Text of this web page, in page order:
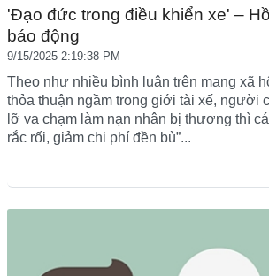
'Đạo đức trong điều khiển xe' –
báo động
9/15/2025 2:19:38 PM
Theo như nhiều bình luận trên mạng xã
thỏa thuận ngầm trong giới tài xế, người
lỡ va chạm làm nạn nhân bị thương thì
rắc rối, giảm chi phí đền bù”...